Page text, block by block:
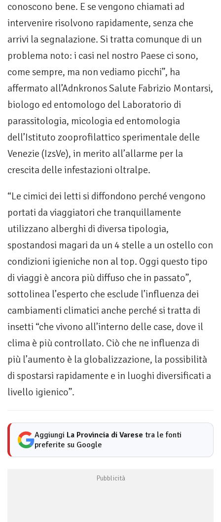
conoscono bene. E se vengono chiamati ad
intervenire risolvono rapidamente, senza che
arrivi la segnalazione. Si tratta comunque di un
problema noto: i casi nel nostro Paese ci sono,
come sempre, ma non vediamo picchi”, ha
affermato all’Adnkronos Salute Fabrizio Montarsi,
biologo ed entomologo del Laboratorio di
parassitologia, micologia ed entomologia
dell’Istituto zooprofilattico sperimentale delle
Venezie (IzsVe), in merito all’allarme per la
crescita delle infestazioni oltralpe.
“Le cimici dei letti si diffondono perché vengono
portati da viaggiatori che tranquillamente
utilizzano alberghi di diversa tipologia,
spostandosi magari da un 4 stelle a un ostello con
condizioni igieniche non al top. Oggi questo tipo
di viaggi è ancora più diffuso che in passato”,
sottolinea l’esperto che esclude l’influenza dei
cambiamenti climatici anche perché si tratta di
insetti “che vivono all’interno delle case, dove il
clima è più controllato. Ciò che ne influenza di
più l’aumento è la globalizzazione, la possibilità
di spostarsi rapidamente e in luoghi diversificati a
livello igienico”.
Aggiungi La Provincia di Varese tra le fonti
preferite su Google